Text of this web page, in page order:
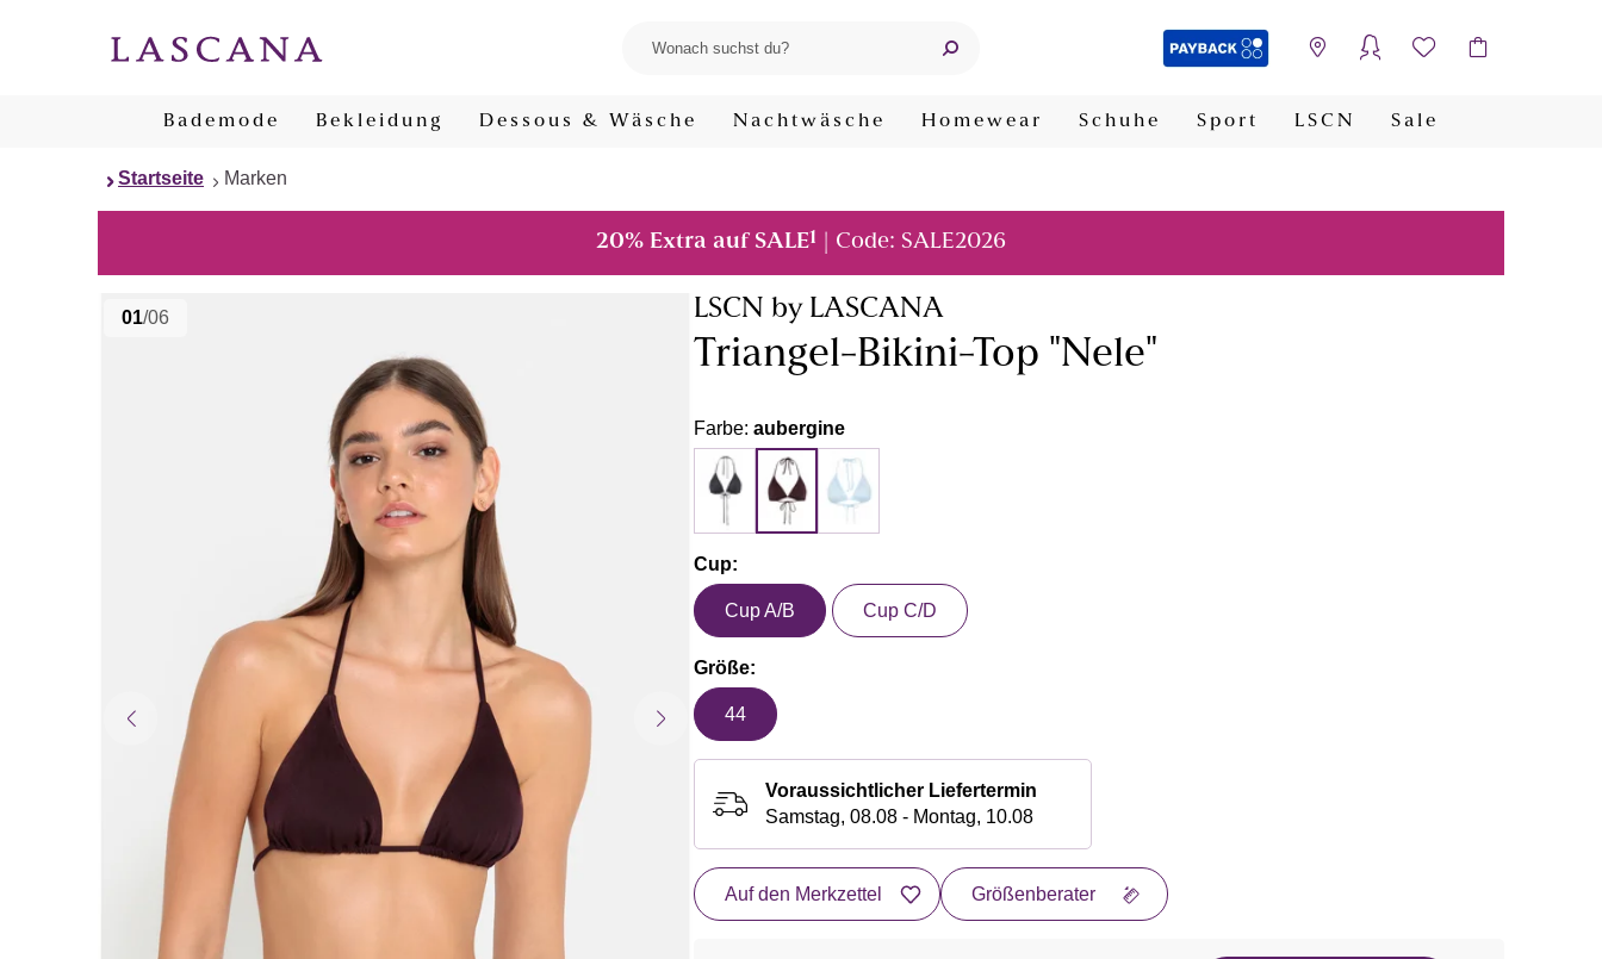
Bademode Bekleidung Dessous & Wäsche Nachtwäsche Homewear Schuhe Sport LSCN Sale
Startseite Marken
20% Extra auf SALE1 | Code: SALE2026
01/06 LSCN by LASCANA
Triangel-Bikini-Top "Nele"
Farbe: aubergine
Cup:
Cup A/B Cup C/D
Größe:
44
Voraussichtlicher Liefertermin
Samstag, 08.08 - Montag, 10.08
Auf den Merkzettel Größenberater